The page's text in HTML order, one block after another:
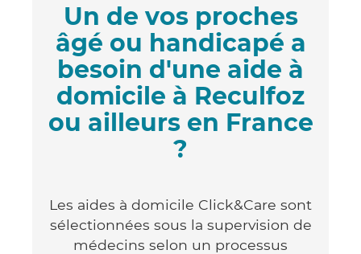
Un de vos proches
âgé ou handicapé a
besoin d'une aide à
domicile à Reculfoz
ou ailleurs en France
?
Les aides à domicile Click&Care sont
sélectionnées sous la supervision de
médecins selon un processus